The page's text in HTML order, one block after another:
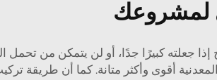
لمشروعك
جعلته كبيرًا جدًا، أو لن يتمكن من تحمل
أقوى وأكثر متانة. كما أن طريقة